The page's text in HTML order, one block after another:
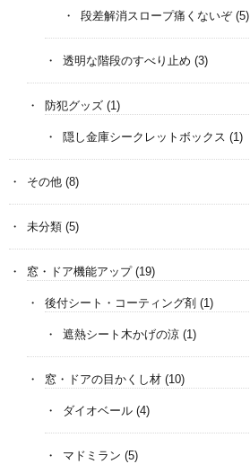
段差解消スロープ痛くないぞ(5)
透明な階段のすべり止め (3)
防犯グッズ (1)
隠し金庫シークレットボックス (1)
その他 (8)
未分類 (5)
窓・ドア機能アップ(19)
後付シート・コーティング剤 (1)
遮熱シート木かげの涼 (1)
窓・ドアの目かくし材 (10)
ダイオベール (4)
マドミラン (5)